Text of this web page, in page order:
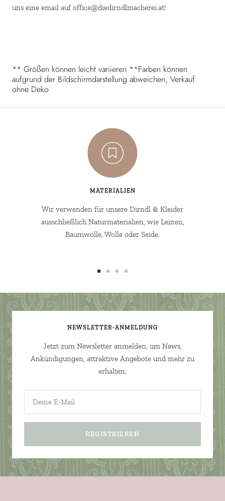
uns eine email auf office@diedirndlmacherei.at!
** Größen können leicht variieren **Farben können
aufgrund der Bildschirmdarstellung abweichen, Verkauf
ohne Deko
MATERIALIEN
Wir verwenden für unsere Dirndl & Kleider
ausschließlich Naturmaterialien, wie Leinen,
Baumwolle, Wolle oder Seide.
1
2 3
4
NEWSLETTER-ANMELDUNG
Jetzt zum Newsletter anmelden, um News,
Ankündigungen, attraktive Angebote und mehr zu
erhalten:
Deine E-Mail
REGISTRIEREN